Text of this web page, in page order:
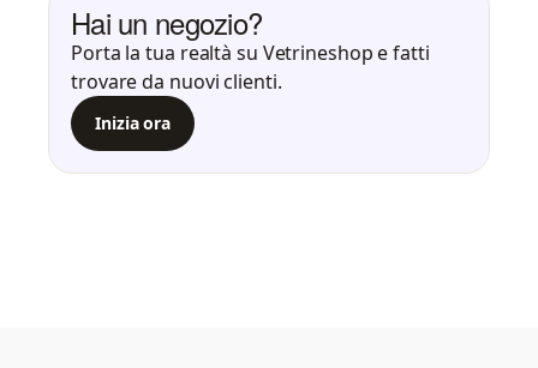
Hai un negozio?
Porta la tua realtà su Vetrineshop e fatti
trovare da nuovi clienti.
Inizia ora